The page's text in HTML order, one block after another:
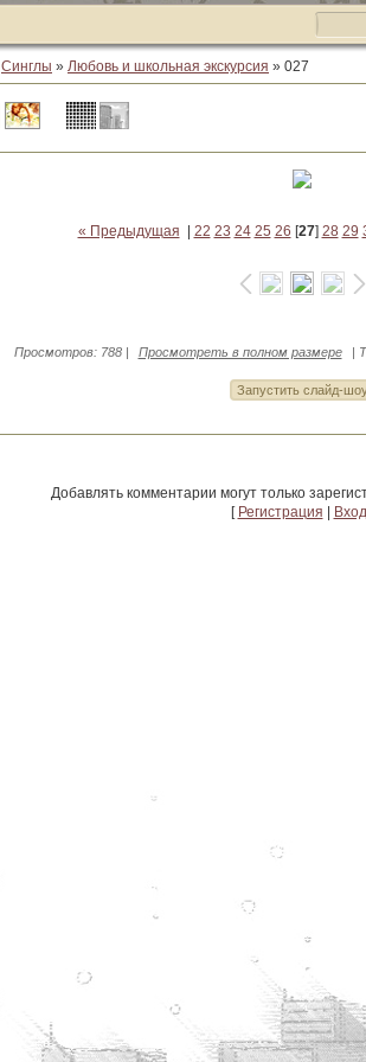
Синглы » Любовь и школьная экскурсия » 027
« Предыдущая 22 23 24 25 26 [27] 28 29
Просмотров: 788 | Просмотреть в полном размере |
Добавлять комментарии могут только
[ Регистрация Вход